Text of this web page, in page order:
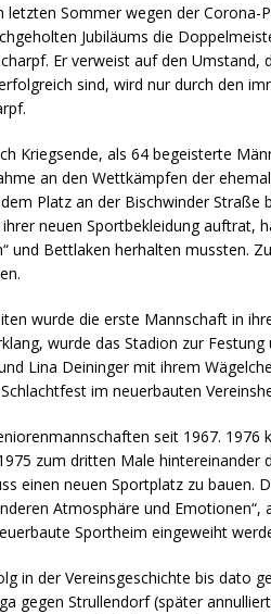
letzten Sommer wegen der
Jubiläums die
Er verweist auf den
sind, wird nur durch den
Kriegsende, als 64 begeisterte
an den Wettkämpfen der
Platz an der Bischwinder
neuen Sportbekleidung auftrat,
und Bettlaken herhalten mussten.
wurde die erste Mannschaft in
wurde das Stadion zur
Lina Deininger mit ihrem
im neuerbauten
seit 1967.
zum dritten Male hintereinander
einen neuen Sportplatz zu bauen.
Atmosphäre und
Sportheim eingeweiht
in der Vereinsgeschichte bis dato
gegen Strullendorf (später